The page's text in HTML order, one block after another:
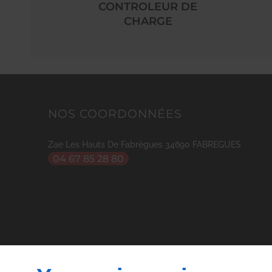
CONTROLEUR DE
CHARGE
NOS COORDONNÉES
Zae Les Hauts De Fabrègues 34690 FABREGUES
04 67 85 28 80